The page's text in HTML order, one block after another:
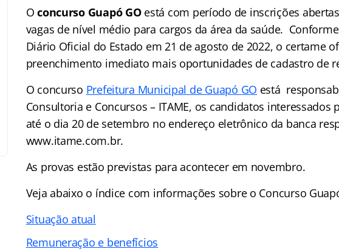
Oconcurso Guapó GOestá com período de inscrições
vagas de nível médio para cargos da área da saúde.
Diário Oficial do Estado em 21 de agosto de 2022, o certame
preenchimento imediato mais oportunidades de cadastro de
O concurso Prefeitura Municipal de Guapó GO está
Consultoria e Concursos – ITAME, os candidatos interessados
até o dia 20 de setembro no endereço eletrônico da banca
www.itame.com.br.
As provas estão previstas para acontecer em novembro.
Veja abaixo o índice com informações sobre o Concurso
Situação atual
Remuneração e benefícios